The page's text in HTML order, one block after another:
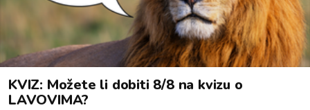
KVIZ: Možete li dobiti 8/8 na kvizu o
LAVOVIMA?